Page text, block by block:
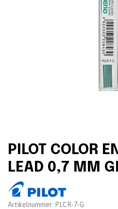
PILOT COLOR
LEAD 0,7 MM
Leverantör:
Artikelnummer: PLCR-7-G